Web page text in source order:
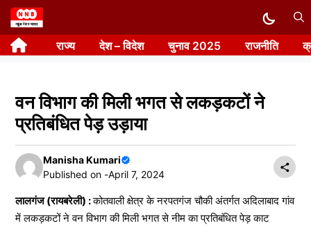
Skip
to
content राज्य देश – विदेश चुनाव 2025 राजनीति
वन विभाग की मिली भगत से लकड़कटों ने
प्रतिबंधित पेड़ उड़ाया
Manisha Kumari
Published on -April 7, 2024
लालगंज (रायबरेली) :कोतवाली क्षेत्र के नरपतगंज चौकी अंतर्गत अदिलाबाद गांव
में लकड़कटों ने वन विभाग की मिली भगत से नीम का प्रतिबंधित पेड़ काट